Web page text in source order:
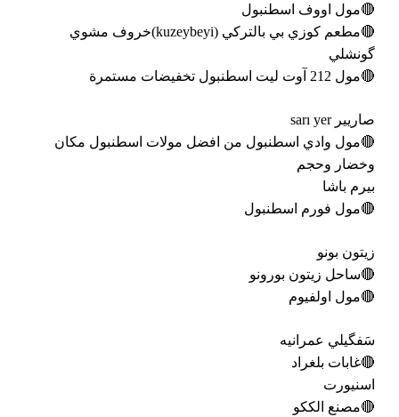
🔴مول اووف اسطنبول
🔴مطعم كوزي بي بالتركي (kuzeybeyi)خروف مشوي
گونشلي
🔴مول 212 آوت ليت اسطنبول تخفيضات مستمرة
صاريير sarı yer
🔴مول وادي اسطنبول من افضل مولات اسطنبول مكان
وخضار وحجم
بيرم باشا
🔴مول فورم اسطنبول
زيتون بونو
🔴ساحل زيتون بورونو
🔴مول اولفيوم
سَفگيلي عمرانيه
🔴غابات بلغراد
اسنيورت
🔴مصنع الككو